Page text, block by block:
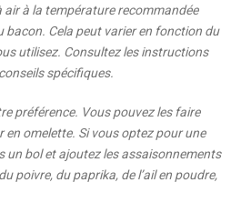
à la température recommandée
Cela peut varier en fonction du
utilisez. Consultez les instructions
spécifiques.
préférence. Vous pouvez les faire
en omelette. Si vous optez pour une
bol et ajoutez les assaisonnements
poivre, du paprika, de l’ail en poudre,